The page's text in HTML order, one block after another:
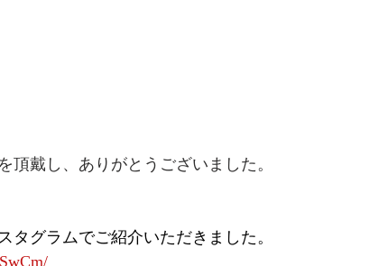
頂戴し、ありがとうございました。
タグラムでご紹介いただきました。